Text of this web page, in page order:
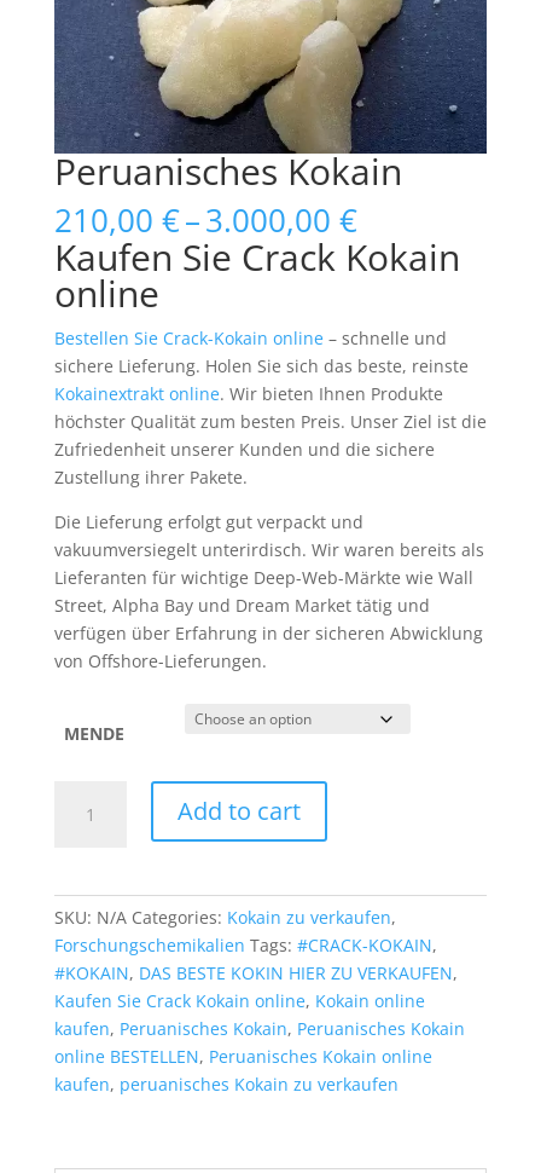
Peruanisches Kokain
210,00 €–3.000,00 €Price
range:
210,00 €
3.000,00 €
Kaufen Sie Crack Kokain
online
Bestellen Sie Crack-Kokain online– schnelle und
sichere Lieferung. Holen Sie sich das beste, reinste
Kokainextrakt online. Wir bieten Ihnen Produkte
höchster Qualität zum besten Preis. Unser Ziel ist die
Zufriedenheit unserer Kunden und die sichere
Zustellung ihrer Pakete.
Die Lieferung erfolgt gut verpackt und
vakuumversiegelt unterirdisch. Wir waren bereits als
Lieferanten für wichtige Deep-Web-Märkte wie Wall
Street, Alpha Bay und Dream Market tätig und
verfügen über Erfahrung in der sicheren Abwicklung
von Offshore-Lieferungen.
MENDE
Kokain
Add to cart
SKU: N/A Categories: Kokain zu verkaufen,
Forschungschemikalien Tags: #CRACK-KOKAIN,
#KOKAIN, DAS BESTE KOKIN HIER ZU VERKAUFEN,
Kaufen Sie Crack Kokain online, Kokain online
kaufen, Peruanisches Kokain, Peruanisches Kokain
online BESTELLEN, Peruanisches Kokain online
kaufen, peruanisches Kokain zu verkaufen